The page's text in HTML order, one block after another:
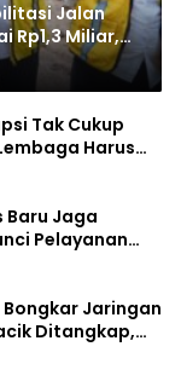
Jalan
Rp1,3 Miliar,
Tak Cukup
Harus
Jaga
Pelayanan
Jaringan
Ditangkap,